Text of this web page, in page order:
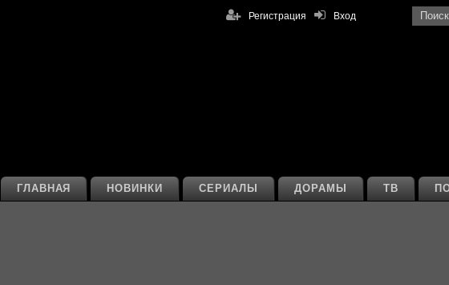
Вход
Регистрация
ТВ
ДОРАМЫ
СЕРИАЛЫ
НОВИНКИ
ГЛАВНАЯ